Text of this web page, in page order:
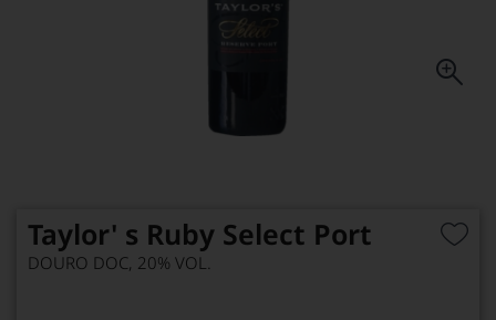
Taylor' s Ruby Select Port
DOURO DOC, 20% VOL.